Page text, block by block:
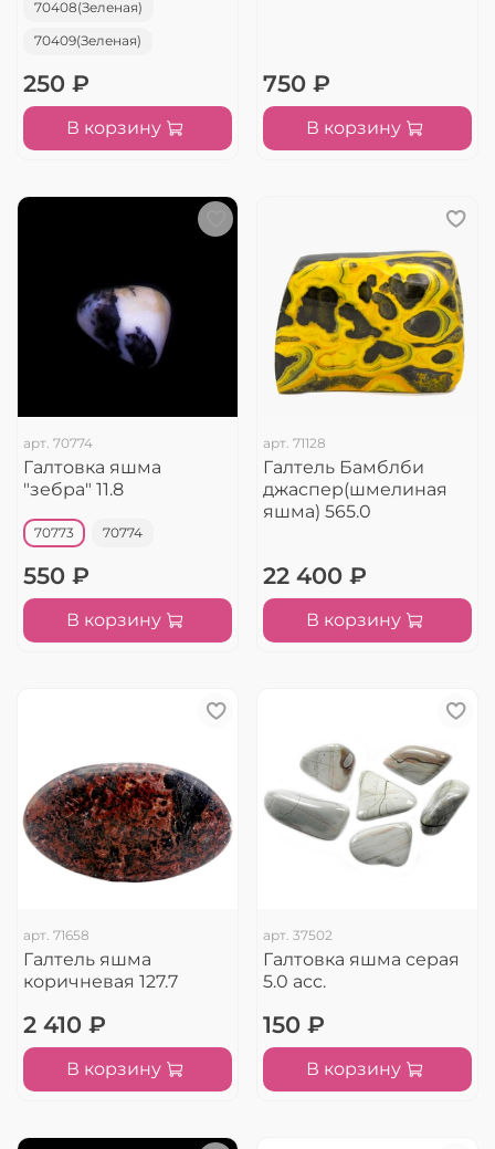
70408(Зеленая)
70409(Зеленая)
250 ₽
В корзину
750 ₽
В корзину
арт. 70774
Галтовка яшма
"зебра" 11.8
70773 70774
550 ₽
В корзину
арт. 71128
Галтель Бамблби
джаспер(шмелиная
яшма) 565.0
22 400 ₽
В корзину
арт. 71658
Галтель яшма
коричневая 127.7
2 410 ₽
В корзину
арт. 37502
Галтовка яшма серая
5.0 асс.
150 ₽
В корзину